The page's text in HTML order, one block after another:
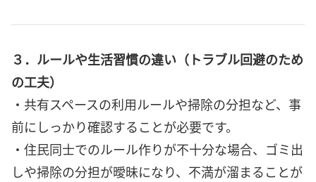
３．ルールや生活習慣の違い（トラブル回避のため
の工夫）
・共有スペースの利用ルールや掃除の分担など、事
前にしっかり確認することが必要です。
・住民同士でのルール作りが不十分な場合、ゴミ出
しや掃除の分担が曖昧になり、不満が溜まることが